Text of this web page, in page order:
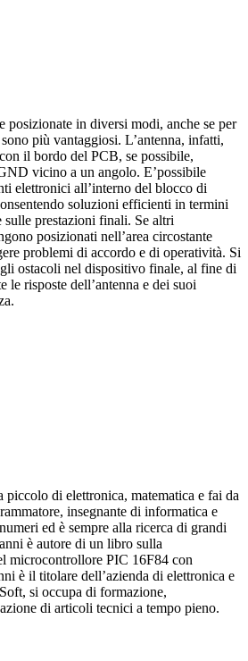
posizionate in diversi modi, anche se per
più vantaggiosi. L’antenna, infatti,
il bordo del PCB, se possibile,
vicino a un angolo. E’possibile
elettronici all’interno del blocco di
soluzioni efficienti in termini
prestazioni finali. Se altri
posizionati nell’area circostante
problemi di accordo e di operatività. Si
ostacoli nel dispositivo finale, al fine di
le risposte dell’antenna e dei suoi
piccolo di elettronica, matematica e fai da
insegnante di informatica e
ed è sempre alla ricerca di grandi
è autore di un libro sulla
microcontrollore PIC 16F84 con
è il titolare dell’azienda di elettronica e
si occupa di formazione,
di articoli tecnici a tempo pieno.